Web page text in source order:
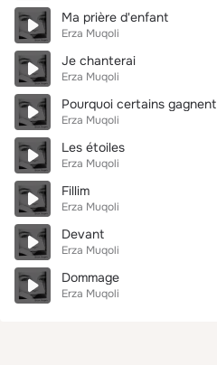
Ma prière d'enfant
Erza Muqoli
Je chanterai
Erza Muqoli
Pourquoi certains gagnent
Erza Muqoli
Les étoiles
Erza Muqoli
Fillim
Erza Muqoli
Devant
Erza Muqoli
Dommage
Erza Muqoli